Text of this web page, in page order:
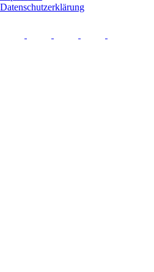
Datenschutzerklärung